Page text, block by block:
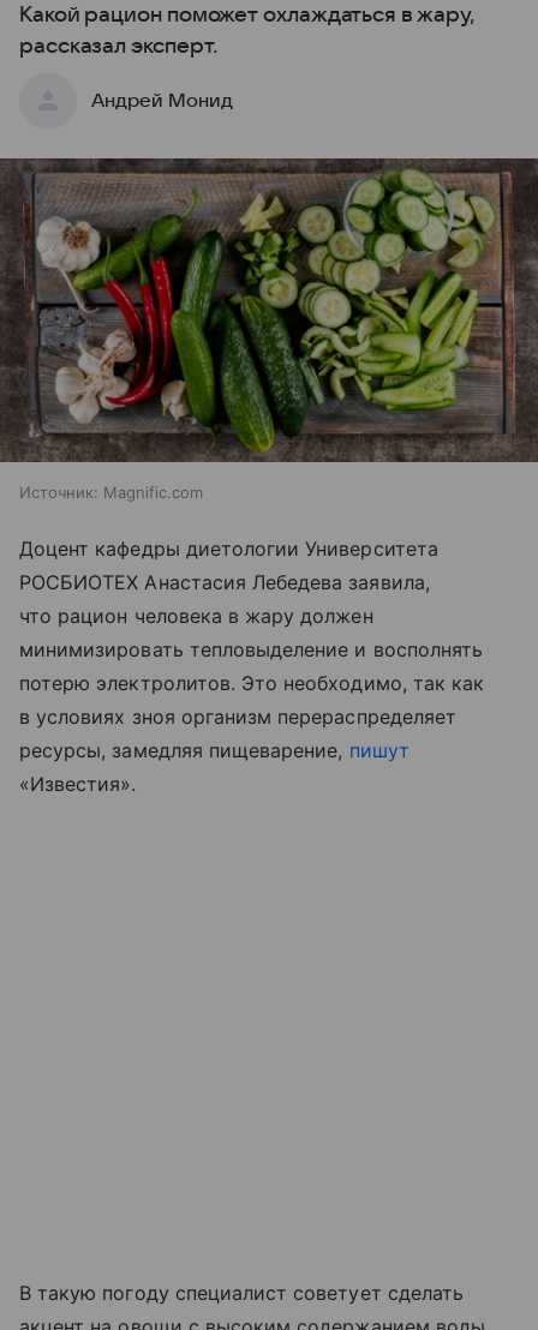
Какой рацион поможет охлаждаться в жару,
рассказал эксперт.
Андрей Монид
Источник: Magnific.com
Доцент кафедры диетологии Университета
РОСБИОТЕХ Анастасия Лебедева заявила,
что рацион человека в жару должен
минимизировать тепловыделение и восполнять
потерю электролитов. Это необходимо, так как
в условиях зноя организм перераспределяет
ресурсы, замедляя пищеварение, пишут
«Известия».
В такую погоду специалист советует сделать